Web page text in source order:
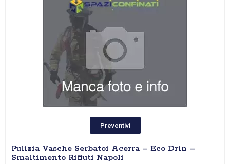
Preventivi
Pulizia Vasche Serbatoi Acerra – Eco Drin –
Smaltimento Rifiuti Napoli